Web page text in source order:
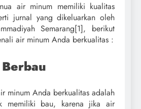
air minum memiliki kualitas
jurnal yang dikeluarkan oleh
Semarang[1], berikut
air minum Anda berkualitas :
minum Anda berkualitas adalah
memiliki bau, karena jika air